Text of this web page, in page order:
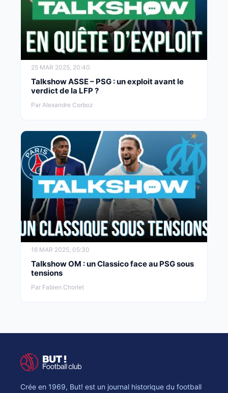
25 MAR 2025, 20:40
Talkshow ASSE – PSG : un exploit avant le
verdict de la LFP ?
Par Alexandre Corboz
16 MAR 2025, 05:30
Talkshow OM : un Classico face au PSG sous
tensions
Par Fabien Chorlet
Crée en 1969, But! est un journal historique du football